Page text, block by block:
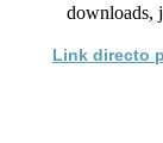
downloads,
Link directo